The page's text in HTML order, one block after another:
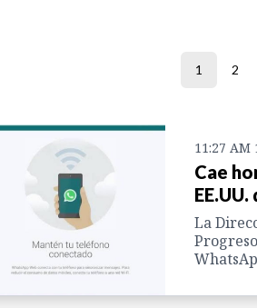
1 2
11:27 AM
Cae
La